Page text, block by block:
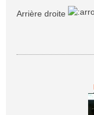
Arrière droite